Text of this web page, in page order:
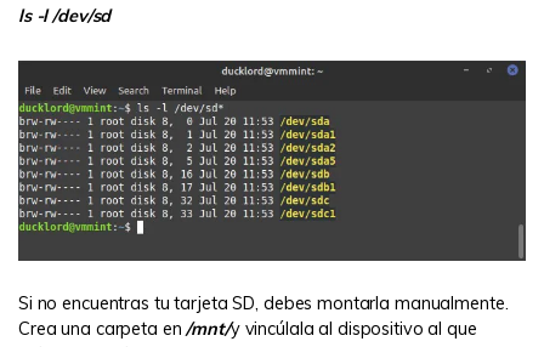
ls -l /dev/sd
Si no encuentras tu tarjeta SD, debes montarla manualmente.
Crea una carpeta en/mnt/y vincúlala al dispositivo al que